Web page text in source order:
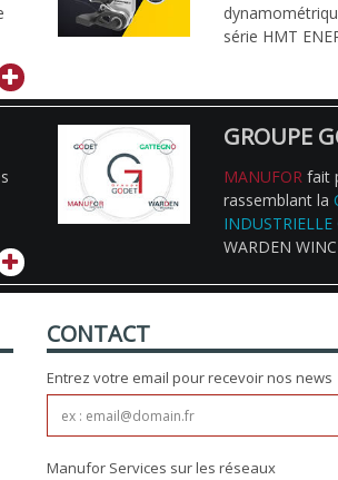
série HMT
GROUPE
MANUFOR fait
rassemblant la
INDUSTRIELLE
WARDEN
CONTACT
Entrez votre email pour recevoir nos news
Manufor Services sur les réseaux